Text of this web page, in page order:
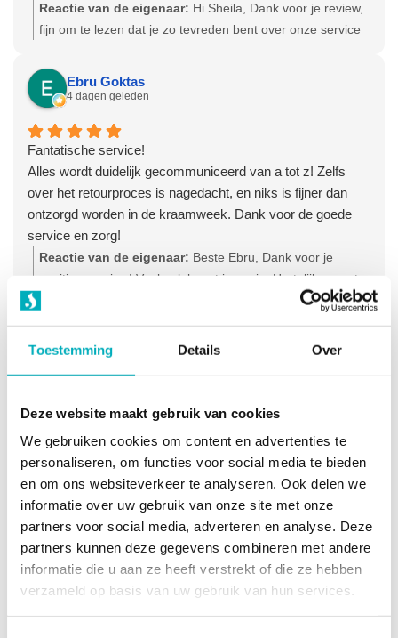
Toestemming Details Over
Deze website maakt gebruik van cookies
We gebruiken cookies om content en advertenties te
personaliseren, om functies voor social media te bieden
en om ons websiteverkeer te analyseren. Ook delen we
informatie over uw gebruik van onze site met onze
partners voor social media, adverteren en analyse. Deze
partners kunnen deze gegevens combineren met andere
informatie die u aan ze heeft verstrekt of die ze hebben
verzameld op basis van uw gebruik van hun services.
Reactie van de eigenaar: Hi Sheila, Dank voor je review,
fijn om te lezen dat je zo tevreden bent over onze service
Bevallingsbaden
Ebru Goktas
4 dagen geleden
Fantatische service!
Alles wordt duidelijk gecommuniceerd van a tot z! Zelfs
over het retourproces is nagedacht, en niks is fijner dan
ontzorgd worden in de kraamweek. Dank voor de goede
service en zorg!
Reactie van de eigenaar: Beste Ebru, Dank voor je
positieve review! Veel geluk met je gezin. Hartelijke groet,
Gerrie Mol
1 maand geleden
Ik heb anderhalve dag in het bevalbad gezeten. Helaas is
onze baby niet in het bad geboren omdat ik er niet meer in
kon komen tijdens de persfase.
Het bad haalt de scherpe randjes van de pijn af en geeft
veel verlichting. Een aanrader!
Reactie van de eigenaar: Beste Gerrie, Dank voor je
review, wat heerlijk dat het bad je zoveel verlichting gaf!
Veel geluk met je gezin. Hartelijke groet, Olga - Team
Bevallingsbaden
Tom Hoogenboom
1 maand geleden